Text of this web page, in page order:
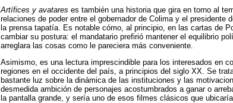
Artífices y avatares es también una historia que gira en torno al
relaciones de poder entre el gobernador de Colima y el presidente
la prensa tapatía. Es notable cómo, al principio, en las cartas de
cambiar su postura: el mandatario prefirió mantener el equilibrio
arreglara las cosas como le pareciera más conveniente.
Asimismo, es una lectura imprescindible para los interesados en
regiones en el occidente del país, a principios del siglo XX. Se
bastante luz sobre la dinámica de las instituciones y las
desmedida ambición de personajes acostumbrados a ganar o
la pantalla grande, y sería uno de esos filmes clásicos que